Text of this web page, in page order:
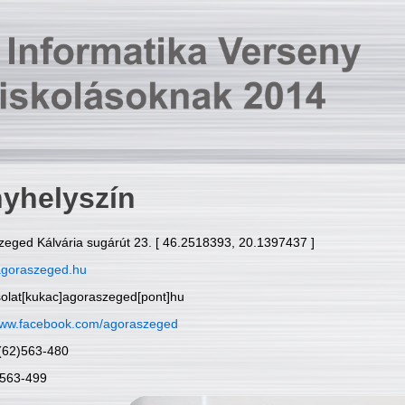
Kálvária sugárút 23. [ 46.2518393, 20.1397437 ]
agoraszeged
480
499